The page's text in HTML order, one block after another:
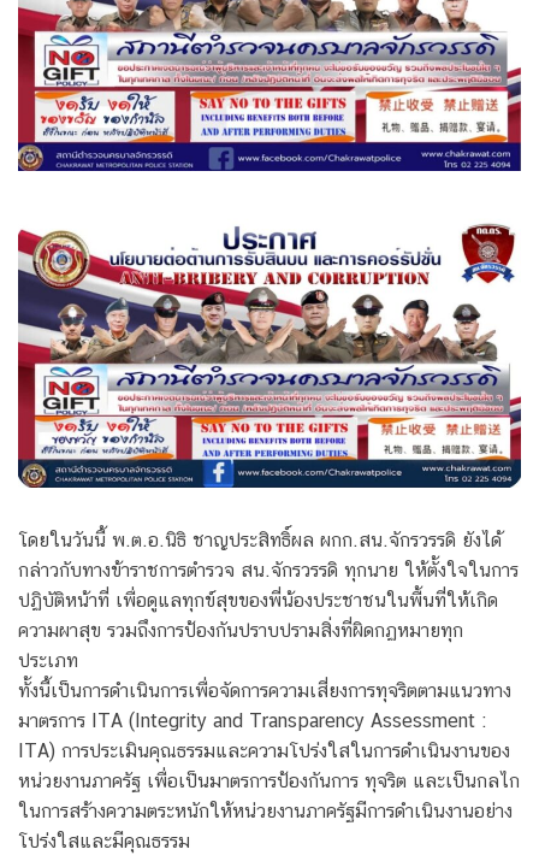
โดยในวันนี้ พ.ต.อ.นิธิ ชาญประสิทธิ์ผล ผกก.สน.จักรวรรดิ ยังได้
กล่าวกับทางข้าราชการตำรวจ สน.จักรวรรดิ ทุกนาย ให้ตั้งใจในการ
ปฏิบัติหน้าที่ เพื่อดูแลทุกข์สุขของพี่น้องประชาชนในพื้นที่ให้เกิด
ความผาสุข รวมถึงการป้องกันปราบปรามสิ่งที่ผิดกฏหมายทุก
ประเภท
ทั้งนี้เป็นการดำเนินการเพื่อจัดการความเสี่ยงการทุจริตตามแนวทาง
มาตรการ ITA (Integrity and Transparency Assessment :
ITA) การประเมินคุณธรรมและความโปร่งใสในการดำเนินงานของ
หน่วยงานภาครัฐ เพื่อเป็นมาตรการป้องกันการ ทุจริต และเป็นกลไก
ในการสร้างความตระหนักให้หน่วยงานภาครัฐมีการดำเนินงานอย่าง
โปร่งใสและมีคุณธรรม